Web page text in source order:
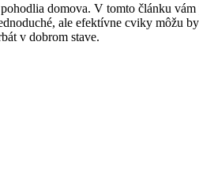
domova. V tomto článku
ale efektívne cviky môžu
v dobrom stave.